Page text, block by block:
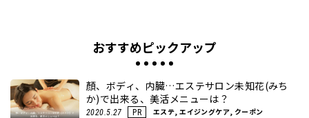
おすすめピックアップ
顏、ボディ、内臓…エステサロン未知花(みち
か)で出来る、美活メニューは？
2020.5.27 PR エステ, エイジングケア, クーポン